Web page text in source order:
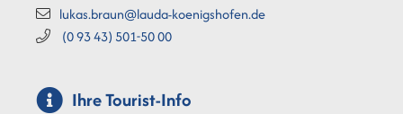
lukas.braun@lauda-koenigshofen.de
(09343) 501-5000
Ihre Tourist-Info